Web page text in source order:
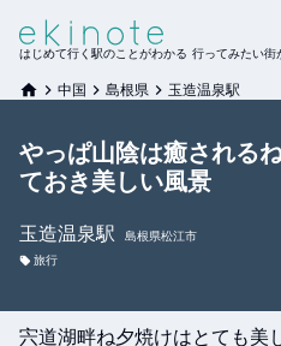
はじめて行く駅のことがわかる 行ってみたい街
中国 島根県 玉造温泉駅
やっぱ山陰は癒される
ておき美しい風景
玉造温泉駅
島根県松江市
旅行
宍道湖畔ね夕焼けはとても美